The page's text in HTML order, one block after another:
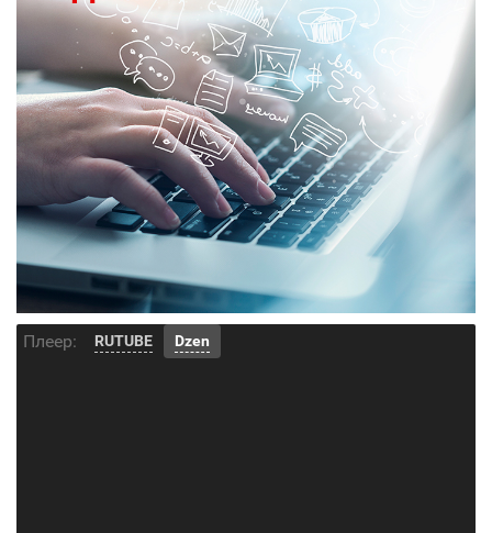
Плеер: RUTUBE Dzen